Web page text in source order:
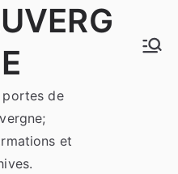
portes de
et